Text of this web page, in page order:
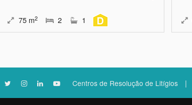
75 m2 2 1
Centros de Resolução de Litígios |